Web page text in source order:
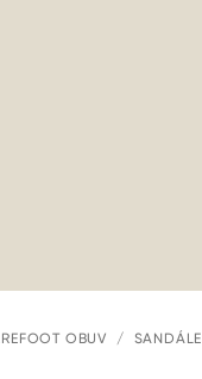
OBUV / SANDÁLE